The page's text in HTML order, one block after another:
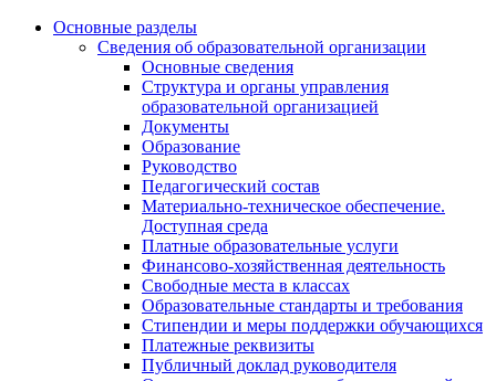
Основные разделы
Сведения об образовательной организации
Основные сведения
Структура и органы управления
образовательной организацией
Документы
Образование
Руководство
Педагогический состав
Материально-техническое обеспечение.
Доступная среда
Платные образовательные услуги
Финансово-хозяйственная деятельность
Свободные места в классах
Образовательные стандарты и требования
Стипендии и меры поддержки обучающихся
Платежные реквизиты
Публичный доклад руководителя